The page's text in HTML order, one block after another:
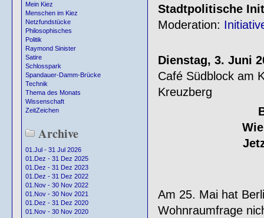
Mein Kiez
Menschen im Kiez
Netzfundstücke
Philosophisches
Politik
Raymond Sinister
Satire
Schlosspark
Spandauer-Damm-Brücke
Technik
Thema des Monats
Wissenschaft
ZeitZeichen
Archive
01.Jul - 31 Jul 2026
01.Dez - 31 Dez 2025
01.Dez - 31 Dez 2023
01.Dez - 31 Dez 2022
01.Nov - 30 Nov 2022
01.Nov - 30 Nov 2021
01.Dez - 31 Dez 2020
01.Nov - 30 Nov 2020
Stadtpolitische
Moderation:
Dienstag, 3. Juni
Café Südblock am
Kreuzberg
Am 25. Mai hat
Wohnraumfrage